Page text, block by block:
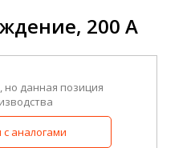
200 А
данная позиция
аналогами